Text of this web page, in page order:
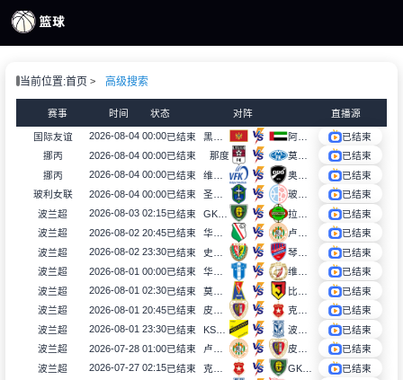
播
闻
当前位置:首页 高级搜索
赛事 时间 状态 对阵 直播源
国际友谊 2026-08-04 00:00已结束
已结束
挪丙
2026-08-04 00:00已结束 那度
已结束
挪丙
2026-08-04 00:00已结束
已结束
玻利女联
2026-08-04 00:00已结束
已结束
波兰超
2026-08-03 02:15已结束
已结束
波兰超
2026-08-02 20:45已结束
已结束
波兰超
2026-08-02 23:30已结束
已结束
波兰超
2026-08-01 00:00已结束
已结束
波兰超
2026-08-01 02:30已结束
已结束
波兰超
2026-08-01 20:45已结束
已结束
波兰超
2026-08-01 23:30已结束
已结束
波兰超
2026-07-28 01:00已结束
已结束
波兰超
2026-07-27 02:15已结束
已结束